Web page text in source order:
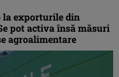
la exporturile din
pot activa însă măsuri
agroalimentare